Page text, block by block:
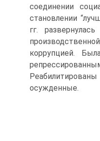
соединении
становлении
гг.
коррупцией.
осужденные.